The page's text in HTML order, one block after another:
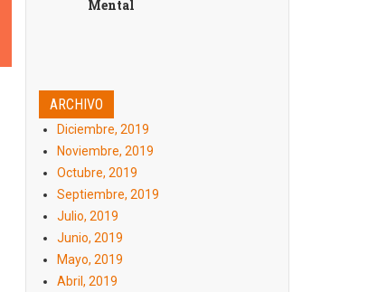
Mental
ARCHIVO
Diciembre, 2019
Noviembre, 2019
Octubre, 2019
Septiembre, 2019
Julio, 2019
Junio, 2019
Mayo, 2019
Abril, 2019